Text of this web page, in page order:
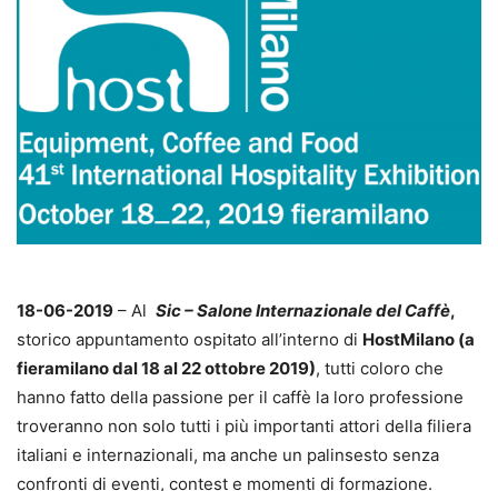
18-06-2019 – Al Sic – Salone Internazionale del Caffè,
storico appuntamento ospitato all’interno di HostMilano (a
fieramilano dal 18 al 22 ottobre 2019), tutti coloro che
hanno fatto della passione per il caffè la loro professione
troveranno non solo tutti i più importanti attori della filiera
italiani e internazionali, ma anche un palinsesto senza
confronti di eventi, contest e momenti di formazione.